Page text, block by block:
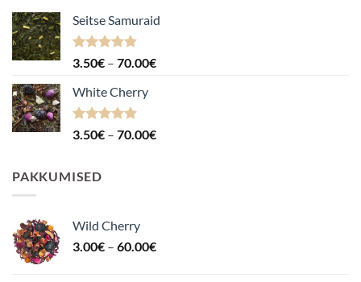
Seitse Samuraid
Hinnanguga
3.50€ – 70.00€Hinnavahemik:
White Cherry
Hinnanguga
3.50€ – 70.00€Hinnavahemik:
PAKKUMISED
Wild Cherry
3.00€ – 60.00€Hinnavahemik: